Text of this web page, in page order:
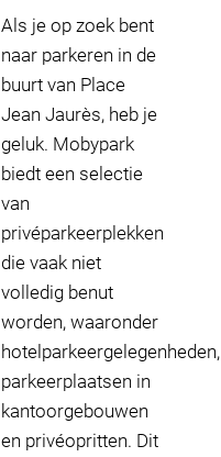
Als je op zoek bent
naar parkeren in de
buurt van Place
Jean Jaurès, heb je
geluk. Mobypark
biedt een selectie
van
privéparkeerplekken
die vaak niet
volledig benut
worden, waaronder
hotelparkeergelegenheden,
parkeerplaatsen in
kantoorgebouwen
en privéopritten. Dit